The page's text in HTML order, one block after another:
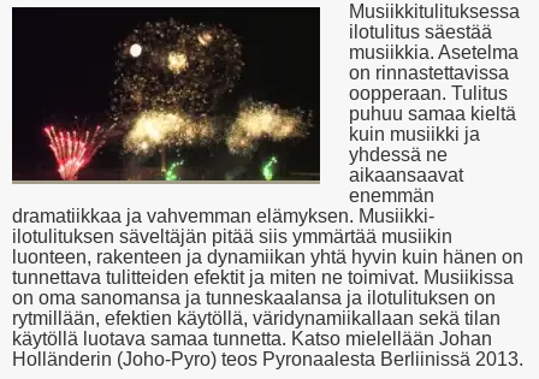
Musiikkitulituksessa
ilotulitus säestää
musiikkia. Asetelma
on rinnastettavissa
oopperaan. Tulitus
puhuu samaa kieltä
kuin musiikki ja
yhdessä ne
aikaansaavat
enemmän
dramatiikkaa ja vahvemman elämyksen. Musiikki-
ilotulituksen säveltäjän pitää siis ymmärtää musiikin
luonteen, rakenteen ja dynamiikan yhtä hyvin kuin hänen on
tunnettava tulitteiden efektit ja miten ne toimivat. Musiikissa
on oma sanomansa ja tunneskaalansa ja ilotulituksen on
rytmillään, efektien käytöllä, väridynamiikallaan sekä tilan
käytöllä luotava samaa tunnetta. Katso mielellään Johan
Holländerin (Joho-Pyro) teos Pyronaalesta Berliinissä 2013.